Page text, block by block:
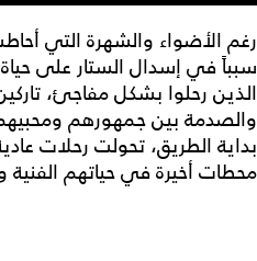
رغم الأضواء والشهرة التي
سبباً في إسدال الستار على
الذين رحلوا بشكل مفاجئ،
والصدمة بين جمهورهم
بداية الطريق، تحولت رحلات
محطات أخيرة في حياتهم الفنية